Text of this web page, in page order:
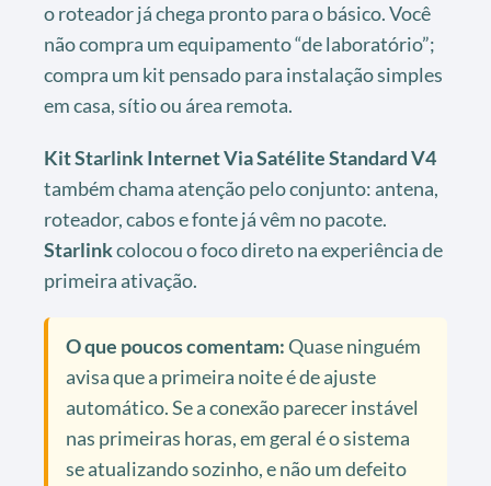
o roteador já chega pronto para o básico. Você
não compra um equipamento “de laboratório”;
compra um kit pensado para instalação simples
em casa, sítio ou área remota.
Kit Starlink Internet Via Satélite Standard V4
também chama atenção pelo conjunto: antena,
roteador, cabos e fonte já vêm no pacote.
Starlinkcolocou o foco direto na experiência de
primeira ativação.
O que poucos comentam:Quase ninguém
avisa que a primeira noite é de ajuste
automático. Se a conexão parecer instável
nas primeiras horas, em geral é o sistema
se atualizando sozinho, e não um defeito